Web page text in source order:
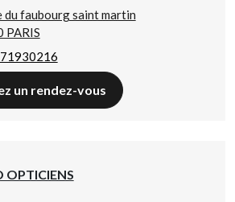
du faubourg saint martin
PARIS
un rendez-vous
OPTICIENS